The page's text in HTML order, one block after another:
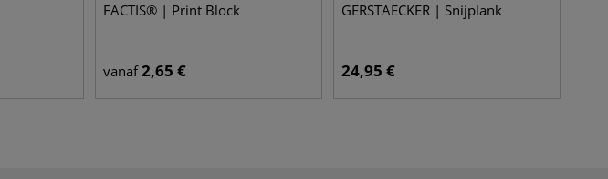
FACTIS® | Print Block
vanaf 2,65 €
GERSTAECKER | Snijplank
24,95 €